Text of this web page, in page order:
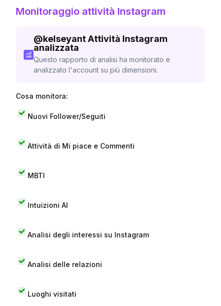
Monitoraggio attività Instagram
@kelseyantAttività Instagram
analizzata
Questo rapporto di analisi ha monitorato e
analizzato l'account su più dimensioni.
Cosa monitora:
Nuovi Follower/Seguiti
Attività di Mi piace e Commenti
MBTI
Intuizioni AI
Analisi degli interessi su Instagram
Analisi delle relazioni
Luoghi visitati